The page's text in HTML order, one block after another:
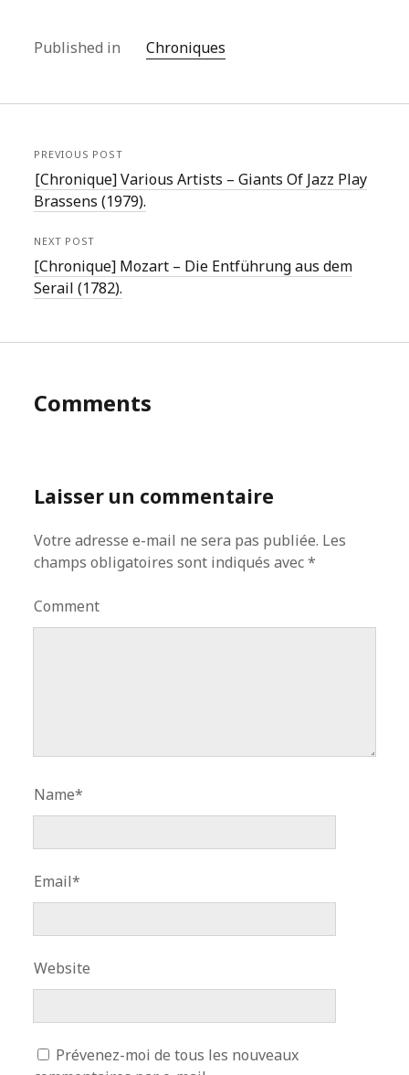
Published in Chroniques
PREVIOUS POST
[Chronique] Various Artists – Giants Of Jazz Play
Brassens (1979).
NEXT POST
[Chronique] Mozart – Die Entführung aus dem
Serail (1782).
Comments
Laisser un commentaire
Votre adresse e-mail ne sera pas publiée. Les
champs obligatoires sont indiqués avec*
Comment
Name*
Email*
Website
Prévenez-moi de tous les nouveaux